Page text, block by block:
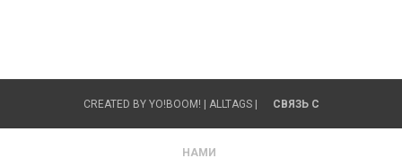
CREATED BY YO!BOOM! ALLTAGS| СВЯЗЬ С
НАМИ